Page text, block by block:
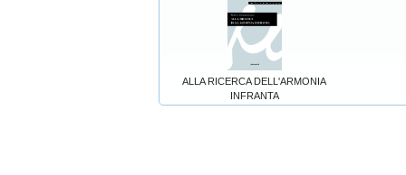
ALLA RICERCA DELL'ARMONIA
INFRANTA